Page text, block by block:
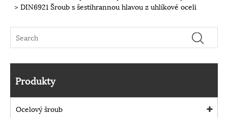
> DIN6921 Šroub s šestihrannou hlavou z uhlíkové oceli
Produkty
Ocelový šroub